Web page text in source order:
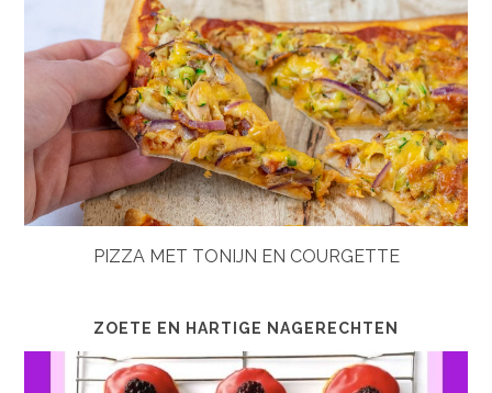
PIZZA MET TONIJN EN COURGETTE
ZOETE EN HARTIGE NAGERECHTEN